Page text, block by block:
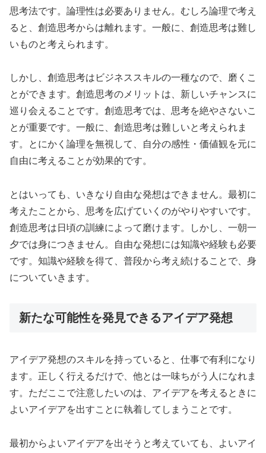
思考法です。論理性は必要ありません。むしろ論理で考え
ると、創造思考からは離れます。一般に、創造思考は難し
いものと考えられます。
しかし、創造思考はビジネススキルの一種なので、磨くこ
とができます。創造思考のメリットは、新しいチャンスに
巡り会えることです。創造思考では、思考を絶やさないこ
とが重要です。一般に、創造思考は難しいと考えられま
す。とにかく論理を無視して、自分の感性・価値観を元に
自由に考えることが効果的です。
とはいっても、いきなり自由な発想はできません。最初に
考えたことから、思考を広げていくのがやりやすいです。
創造思考は日頃の訓練によって磨けます。しかし、一朝一
夕では身につきません。自由な発想には知識や経験も必要
です。知識や経験を得て、普段から考え続けることで、身
についていきます。
新たな可能性を発見できるアイデア発想
アイデア発想のスキルを持っていると、仕事で有利になり
ます。正しく行えるだけで、他とは一味ちがう人になれま
す。ただここで注意したいのは、アイデアを考えるときに
よいアイデアを出すことに執着してしまうことです。
最初からよいアイデアを出そうと考えていても、よいアイ